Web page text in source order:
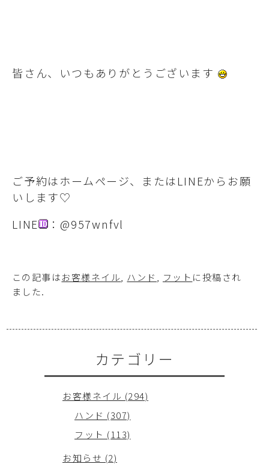
皆さん、いつもありがとうございます
ご予約はホームページ、またはLINEからお願
いします♡
LINE
：@957wnfvl
この記事はお客様ネイル, ハンド , フット に投稿され
ました.
カテゴリー
お客様ネイル (294)
ハンド (307)
フット (113)
お知らせ (2)